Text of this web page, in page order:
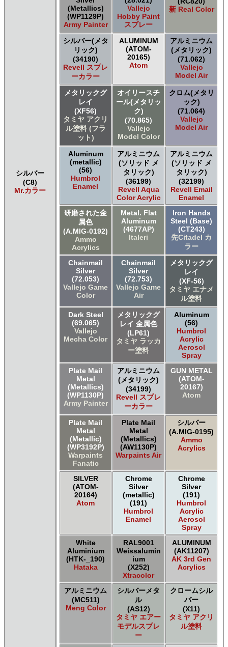
シルバー
(C8)
Mr.カラー
(Metallics)
(WP1129P)
Army Painter
Vallejo
Hobby Paint
スプレー
新 Real Color
シルバー(メタ
リック)
(34190)
Revell スプレ
ーカラー
ALUMINUM
(ATOM-
20165)
Atom
アルミニウム
(メタリック)
(71.062)
Vallejo
Model Air
メタリックグ
レイ
(XF56)
タミヤ アクリ
ル塗料 (フラ
ット)
オイリースチ
ール(メタリッ
ク)
(70.865)
Vallejo
Model Color
クロム(メタリ
ック)
(71.064)
Vallejo
Model Air
Aluminum
(metallic)
(56)
Humbrol
Enamel
アルミニウム
(ソリッド メ
タリック)
(36199)
Revell Aqua
Color Acrylic
アルミニウム
(ソリッド メ
タリック)
(32199)
Revell Email
Enamel
研磨された金
属色
(A.MIG-0192)
Ammo
Acrylics
Metal. Flat
Aluminum
(4677AP)
Italeri
Iron Hands
Steel (Base)
(CT243)
先Citadel カ
ラー
Chainmail
Silver
(72.053)
Vallejo Game
Color
Chainmail
Silver
(72.753)
Vallejo Game
Air
メタリックグ
レイ
(XF-56)
タミヤ エナメ
ル塗料
Dark Steel
(69.065)
Vallejo
Mecha Color
メタリックグ
レイ 金属色
(LP61)
タミヤ ラッカ
ー塗料
Aluminum
(56)
Humbrol
Acrylic
Aerosol
Spray
Plate Mail
Metal
(Metallics)
(WP1130P)
Army Painter
アルミニウム
(メタリック)
(34199)
Revell スプレ
ーカラー
GUN METAL
(ATOM-
20167)
Atom
Plate Mail
Metal
(Metallic)
(WP3192P)
Warpaints
Fanatic
Plate Mail
Metal
(Metallics)
(AW1130P)
Warpaints Air
シルバー
(A.MIG-0195)
Ammo
Acrylics
SILVER
(ATOM-
20164)
Atom
Chrome
Silver
(metallic)
(191)
Humbrol
Enamel
Chrome
Silver
(191)
Humbrol
Acrylic
Aerosol
Spray
White
Aluminium
(HTK-_190)
Hataka
RAL9001
Weissalumin
ium
(X252)
Xtracolor
ALUMINUM
(AK11207)
AK 3rd Gen
Acrylics
アルミニウム
(MC511)
Meng Color
シルバーメタ
ル
(AS12)
タミヤ エアー
モデルスプレ
ー
クロームシル
バー
(X11)
タミヤ アクリ
ル塗料